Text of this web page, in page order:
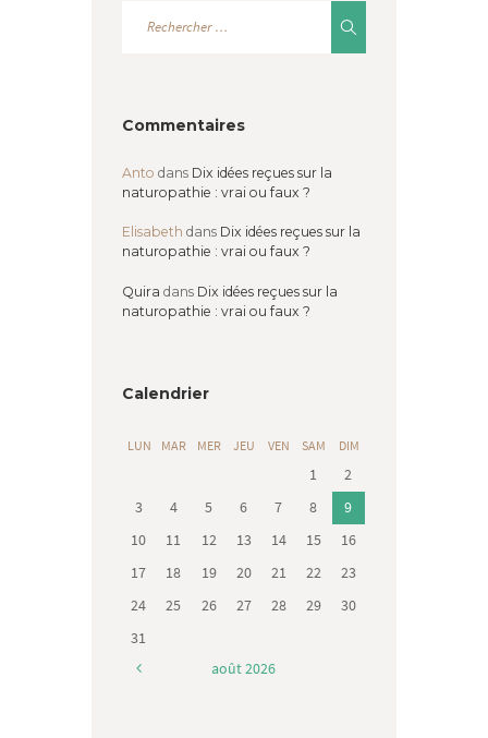
Commentaires
Anto dans Dix idées reçues sur la
naturopathie : vrai ou faux ?
Elisabeth dans Dix idées reçues sur la
naturopathie : vrai ou faux ?
Quira dans Dix idées reçues sur la
naturopathie : vrai ou faux ?
Calendrier
LUN MAR MER JEU VEN SAM DIM
1
2
3
4 5 6 7 8
9
10
11 12 13 14 15
16
17
18 19 20 21 22
23
24
25 26 27 28 29
30
31
août2026